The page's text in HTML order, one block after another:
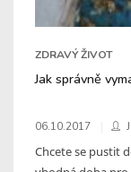
ZDRAVÝ ŽIVOT
Jak správně
06.10.2017
Chcete se pustit